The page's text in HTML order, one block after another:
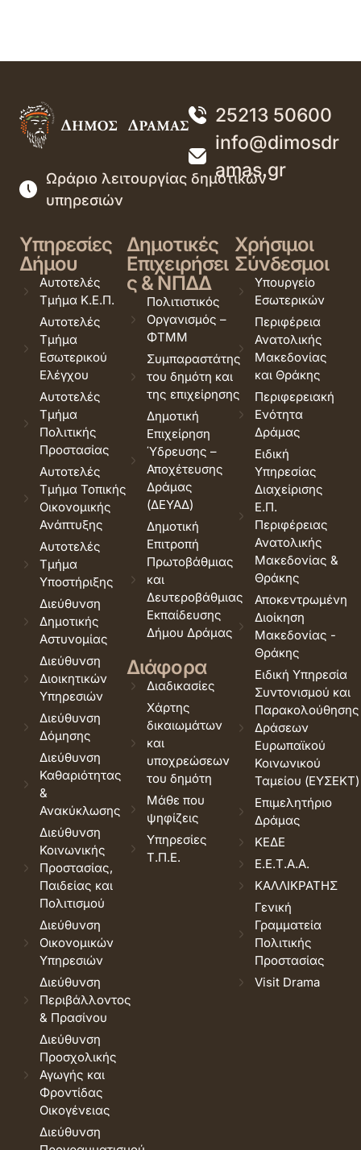
25213 50600
info@dimosdr
amas.gr
Ωράριο λειτουργίας δημοτικών
υπηρεσιών
Υπηρεσίες
Δήμου
Αυτοτελές
Τμήμα Κ.Ε.Π.
Αυτοτελές
Τμήμα
Εσωτερικού
Ελέγχου
Αυτοτελές
Τμήμα
Πολιτικής
Προστασίας
Αυτοτελές
Τμήμα Τοπικής
Οικονομικής
Ανάπτυξης
Αυτοτελές
Τμήμα
Υποστήριξης
Διεύθυνση
Δημοτικής
Αστυνομίας
Διεύθυνση
Διοικητικών
Υπηρεσιών
Διεύθυνση
Δόμησης
Διεύθυνση
Καθαριότητας
&
Ανακύκλωσης
Διεύθυνση
Κοινωνικής
Προστασίας,
Παιδείας και
Πολιτισμού
Διεύθυνση
Οικονομικών
Υπηρεσιών
Διεύθυνση
Περιβάλλοντος
& Πρασίνου
Διεύθυνση
Προσχολικής
Αγωγής και
Φροντίδας
Οικογένειας
Διεύθυνση
Δημοτικές
Επιχειρήσει
ς & ΝΠΔΔ
Πολιτιστικός
Οργανισμός –
ΦΤΜΜ
Συμπαραστάτης
του δημότη και
της επιχείρησης
Δημοτική
Επιχείρηση
Ύδρευσης –
Αποχέτευσης
Δράμας
(ΔΕΥΑΔ)
Δημοτική
Επιτροπή
Πρωτοβάθμιας
και
Δευτεροβάθμιας
Εκπαίδευσης
Δήμου Δράμας
Διάφορα
Διαδικασίες
Χάρτης
δικαιωμάτων
και
υποχρεώσεων
του δημότη
Μάθε που
ψηφίζεις
Υπηρεσίες
Τ.Π.Ε.
Χρήσιμοι
Σύνδεσμοι
Υπουργείο
Εσωτερικών
Περιφέρεια
Ανατολικής
Μακεδονίας
και Θράκης
Περιφερειακή
Ενότητα
Δράμας
Ειδική
Υπηρεσίας
Διαχείρισης
Ε.Π.
Περιφέρειας
Ανατολικής
Μακεδονίας &
Θράκης
Αποκεντρωμένη
Διοίκηση
Μακεδονίας -
Θράκης
Ειδική Υπηρεσία
Συντονισμού και
Παρακολούθησης
Δράσεων
Ευρωπαϊκού
Κοινωνικού
Ταμείου (ΕΥΣΕΚΤ)
Επιμελητήριο
Δράμας
ΚΕΔΕ
Ε.Ε.Τ.Α.Α.
ΚΑΛΛΙΚΡΑΤΗΣ
Γενική
Γραμματεία
Πολιτικής
Προστασίας
Visit Drama